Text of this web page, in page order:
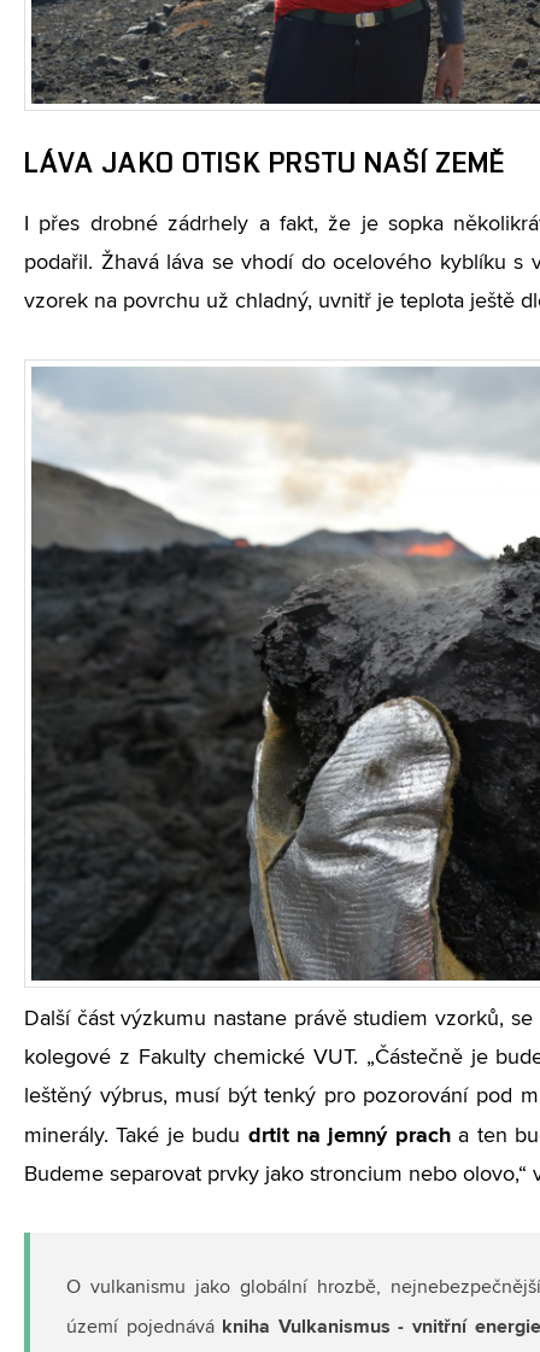
LÁVA JAKO OTISK PRSTU NAŠÍ ZEMĚ
I přes drobné zádrhely a fakt, že je sopka
podařil. Žhavá láva se vhodí do ocelového kyblíku s
vzorek na povrchu už chladný, uvnitř je teplota ještě
Další část výzkumu nastane právě studiem vzorků,
kolegové z Fakulty chemické VUT. „Částečně je
leštěný výbrus, musí být tenký pro pozorování pod
minerály. Také je budu drtit na jemný pracha ten
Budeme separovat prvky jako stroncium nebo olovo,“
O vulkanismu jako globální hrozbě,
území pojednává kniha Vulkanismus - vnitřní